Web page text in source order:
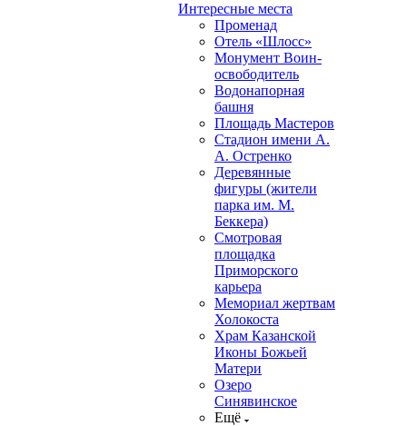
Интересные места
Променад
Отель «Шлосс»
Монумент Воин-
освободитель
Водонапорная
башня
Площадь Мастеров
Стадион имени А.
А. Остренко
Деревянные
фигуры (жители
парка им. М.
Беккера)
Смотровая
площадка
Приморского
карьера
Мемориал жертвам
Холокоста
Храм Казанской
Иконы Божьей
Матери
Озеро
Синявинское
Ещё